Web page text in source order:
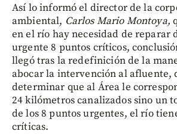
Así lo informó el director de la
ambiental, Carlos Mario Montoya,
en el río hay necesidad de reparar
urgente 8 puntos críticos,
llegó tras la redefinición de la
abocar la intervención al afluente,
determinar que al Área le
24 kilómetros canalizados sino un
de los 8 puntos urgentes, el río
críticas.